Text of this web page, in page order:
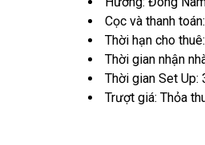
Cọc và thanh
Thời hạn cho
Thời gian nhận
Thời gian Set Up:
Trượt giá: Thỏa